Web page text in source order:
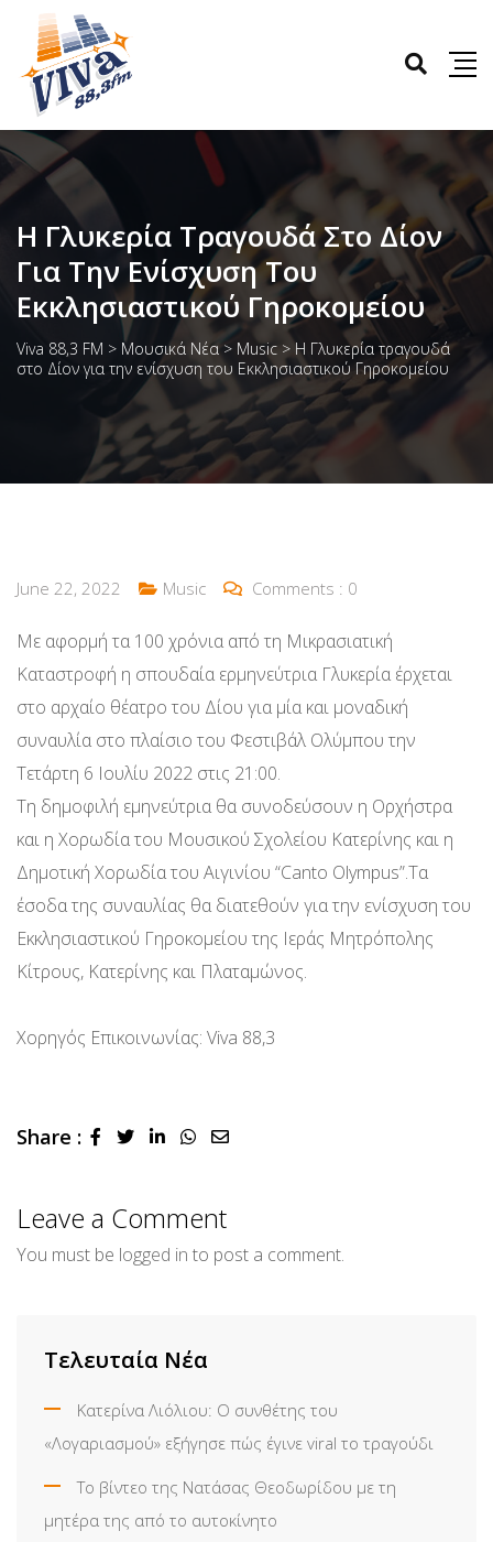
Η Γλυκερία Τραγουδά Στο Δίον
Για Την Ενίσχυση Του
Εκκλησιαστικού Γηροκομείου
Viva 88,3 FM > Μουσικά Νέα > Music > Η Γλυκερία τραγουδά
στο Δίον για την ενίσχυση του Εκκλησιαστικού Γηροκομείου
June 22, 2022 Music Comments : 0
Με αφορμή τα 100 χρόνια από τη Μικρασιατική
Καταστροφή η σπουδαία ερμηνεύτρια Γλυκερία έρχεται
στο αρχαίο θέατρο του Δίου για μία και μοναδική
συναυλία στο πλαίσιο του Φεστιβάλ Ολύμπου την
Τετάρτη 6 Ιουλίυ 2022 στις 21:00.
Τη δημοφιλή εμηνεύτρια θα συνοδεύσουν η Ορχήστρα
και η Χορωδία του Μουσικού Σχολείου Κατερίνης και η
Δημοτική Χορωδία του Αιγινίου “Canto Olympus”.Τα
έσοδα της συναυλίας θα διατεθούν για την ενίσχυση του
Εκκλησιαστικού Γηροκομείου της Ιεράς Μητρόπολης
Κίτρους, Κατερίνης και Πλαταμώνος.
Χορηγός Επικοινωνίας: Viva 88,3
Share : LinkedInWhatsapp
Share
Leave a Comment
You must be logged in to post a comment.
Τελευταία Νέα
Κατερίνα Λιόλιου: Ο συνθέτης του
«Λογαριασμού» εξήγησε πώς έγινε viral το τραγούδι
Το βίντεο της Νατάσας Θεοδωρίδου με τη
μητέρα της από το αυτοκίνητο